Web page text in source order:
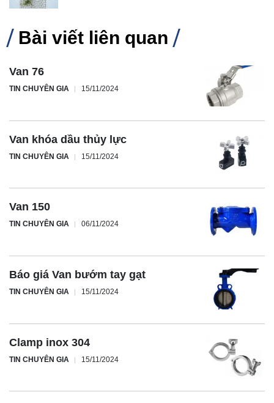
Bài viết liên quan
Van 76
TIN CHUYÊN GIA 15/11/2024
Van khóa dầu thủy lực
TIN CHUYÊN GIA 15/11/2024
Van 150
TIN CHUYÊN GIA 06/11/2024
Báo giá Van bướm tay gạt
TIN CHUYÊN GIA 15/11/2024
Clamp inox 304
TIN CHUYÊN GIA 15/11/2024